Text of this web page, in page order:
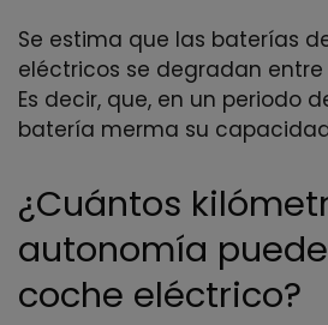
Se estima que las baterías
eléctricos se degradan entre
Es decir, que, en un periodo
batería merma su
¿Cuántos
autonomía
coche eléctrico?